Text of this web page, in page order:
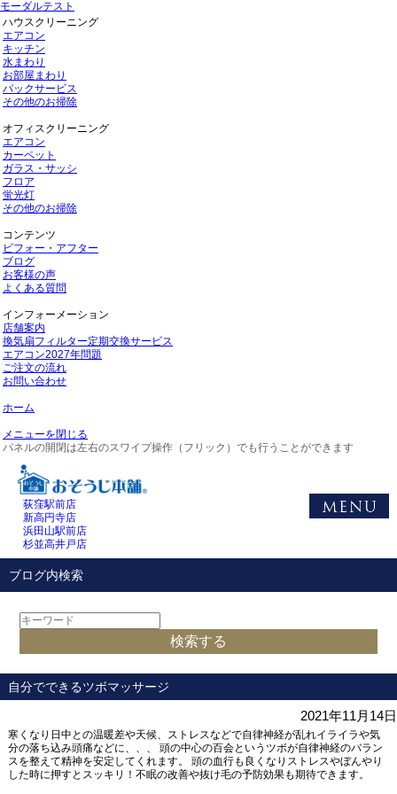
モーダルテスト
ハウスクリーニング
エアコン
キッチン
水まわり
お部屋まわり
パックサービス
その他のお掃除
オフィスクリーニング
エアコン
カーペット
ガラス・サッシ
フロア
蛍光灯
その他のお掃除
コンテンツ
ビフォー・アフター
ブログ
お客様の声
よくある質問
インフォーメーション
店舗案内
換気扇フィルター定期交換サービス
エアコン2027年問題
ご注文の流れ
お問い合わせ
ホーム
メニューを閉じる
パネルの開閉は左右のスワイプ操作（フリック）でも行うことができます
荻窪駅前店
新高円寺店
浜田山駅前店
杉並高井戸店
ブログ内検索
自分でできるツボマッサージ
2021年11月14日
寒くなり日中との温暖差や天候、ストレスなどで自律神経が乱れイライラや気
分の落ち込み頭痛などに、、、 頭の中心の百会というツボが自律神経のバラン
スを整えて精神を安定してくれます。 頭の血行も良くなりストレスやぼんやり
した時に押すとスッキリ！不眠の改善や抜け毛の予防効果も期待できます。